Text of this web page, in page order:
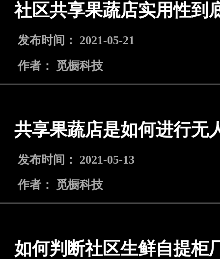
社区共享果蔬店实用性到
发布时间： 2021-05-21
作者： 觅橱科技
共享果蔬店是如何进行无
发布时间： 2021-05-13
作者： 觅橱科技
如何判断社区生鲜自提柜